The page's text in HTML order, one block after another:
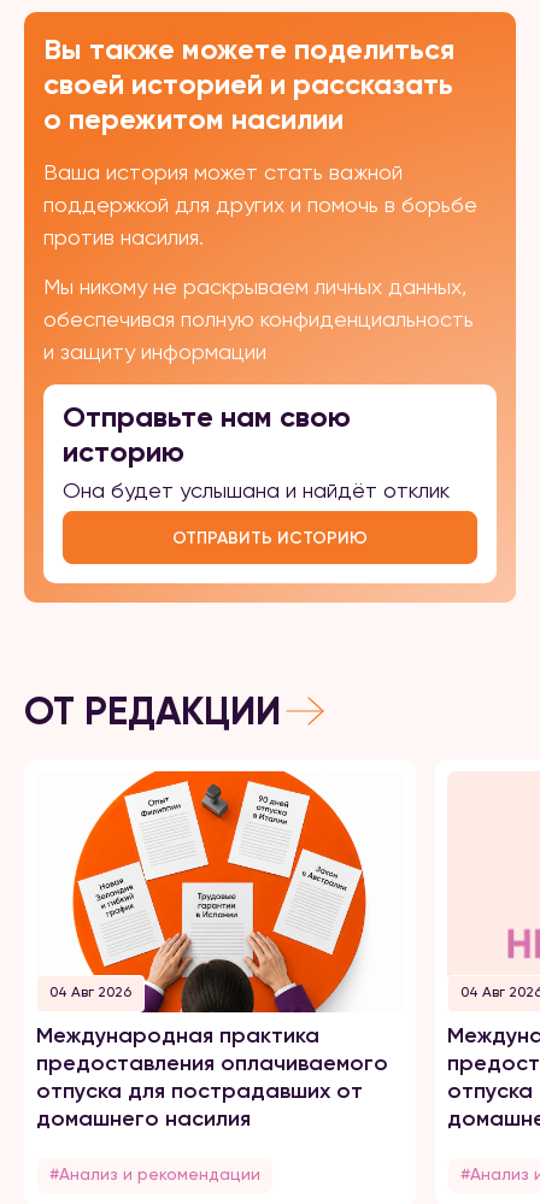
Вы также можете поделиться
своей историей и рассказать
о пережитом насилии
Ваша история может стать важной
поддержкой для других и помочь в борьбе
против насилия.
Мы никому не раскрываем личных данных,
обеспечивая полную конфиденциальность
и защиту информации
Отправьте нам свою
историю
Она будет услышана и найдёт отклик
ОТПРАВИТЬ ИСТОРИЮ
ОТ РЕДАКЦИИ
04 Авг 2026
Международная практика
предоставления оплачиваемого
отпуска для пострадавших от
домашнего насилия
#Анализ и рекомендации
04 Авг
#Анализ